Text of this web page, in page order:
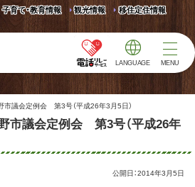
子育て・教育情報 観光情報
移住定住情報
LANGUAGE MENU
市議会定例会 第3号（平成26年3月5日）
市議会定例会 第3号（平成26年
公開日：2014年3月5日